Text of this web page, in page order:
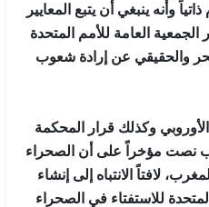
وأنه ينبغي أن يتبع المعايير
العامة للأمم المتحدة
والحقيقي عن إرادة شعوب
وكذلك قرار المحكمة
نصت مؤخراً على أن الصحراء
لافتاً الانتباه إلى إنشاء
للاستفتاء في الصحراء